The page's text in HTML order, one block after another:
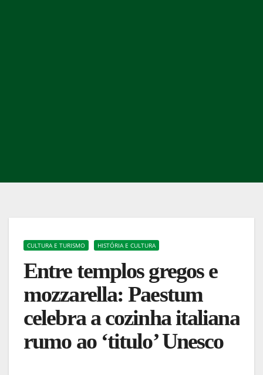
CULTURA E TURISMO HISTÓRIA E CULTURA
Entre templos gregos e
mozzarella: Paestum
celebra a cozinha italiana
rumo ao ‘titulo’ Unesco